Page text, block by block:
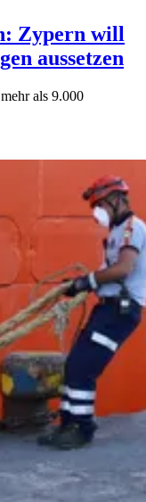
Zypern will
aussetzen
als 9.000